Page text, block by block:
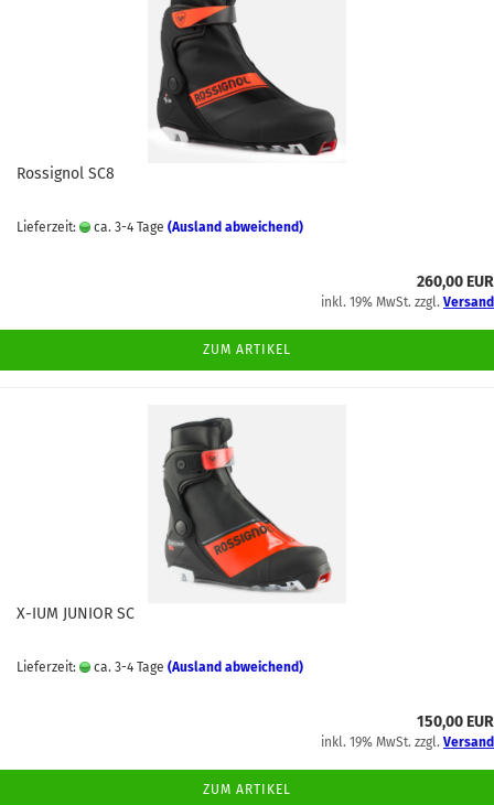
Rossignol SC8
Lieferzeit: ca. 3-4 Tage (Ausland abweichend)
260,00 EUR
inkl. 19% MwSt. zzgl. Versand
ZUM ARTIKEL
X-IUM JUNIOR SC
Lieferzeit: ca. 3-4 Tage (Ausland abweichend)
150,00 EUR
inkl. 19% MwSt. zzgl. Versand
ZUM ARTIKEL